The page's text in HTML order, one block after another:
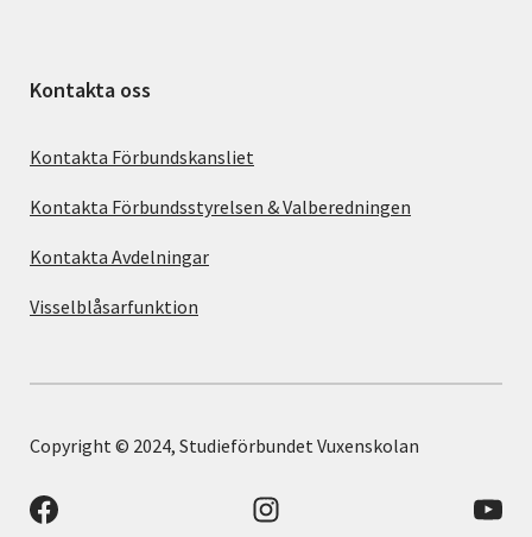
Kontakta oss
Kontakta Förbundskansliet
Kontakta Förbundsstyrelsen & Valberedningen
Kontakta Avdelningar
Visselblåsarfunktion
Copyright © 2024, Studieförbundet Vuxenskolan